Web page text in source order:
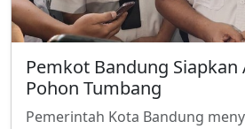
Pemkot Bandung Siapkan
Pohon Tumbang
Pemerintah Kota Bandung